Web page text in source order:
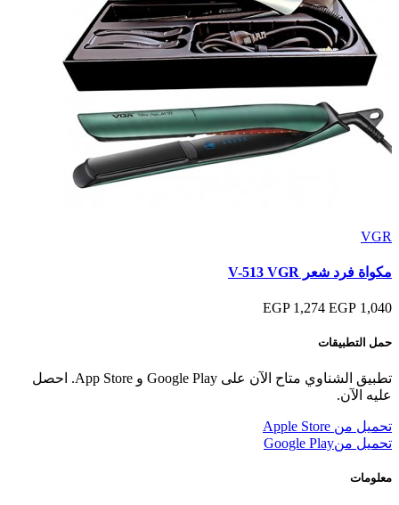
VGR
مكواة فرد شعر V-513 VGR
1,040 EGP
1,274 EGP
حمل التطبيقات
تطبيق الشناوي متاح الآن على Google Play و App Store. احصل
عليه الآن.
تحميل من Apple Store
تحميل منGoogle Play
معلومات